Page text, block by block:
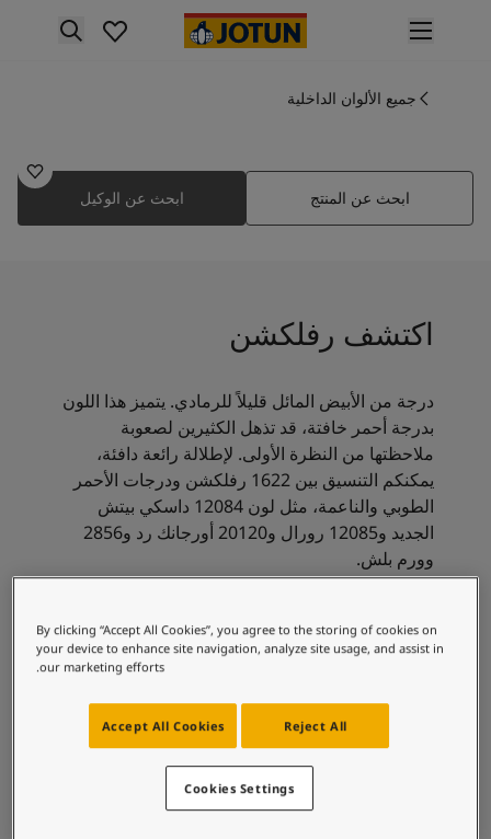
nav label
منتجات الدهان الداخلي
جميع المنتجات الخارجية
ألوان الدهانات الداخلية
مجموعة الألوان
إلهام ألوان الدهان الداخلي
إلهام ألوان الدهان الخارجي
المقالات
Book a painter
Contact Us
مستندات المنتجات
أحجز خدمات الدهان
مساحات تنبض بالحياة - أحدث مجموعة ألوان جوتن
جميع الألوان الداخلية
ابحث عن المنتج ابحث عن الوكيل
اكتشف رفلكشن
درجة من الأبيض المائل قليلاً للرمادي. يتميز هذا اللون
بدرجة أحمر خافتة، قد تذهل الكثيرين لصعوبة
ملاحظتها من النظرة الأولى. لإطلالة رائعة دافئة،
يمكنكم التنسيق بين 1622 رفلكشن ودرجات الأحمر
الطوبي والناعمة، مثل لون 12084 داسكي بيتش
الجديد و12085 رورال و20120 أورجانك رد و2856
وورم بلش.
مجموعات الألوان الموصى بها
شير غراي سافانا سانسيت
By clicking “Accept All Cookies”, you agree to the storing of cookies on
your device to enhance site navigation, analyze site usage, and assist in
our marketing efforts.
Reject All
Accept All Cookies
Cookies Settings